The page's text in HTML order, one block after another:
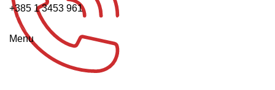
+385 1 3453 961
Menu